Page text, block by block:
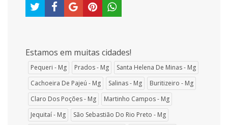
Estamos em muitas cidades!
Pequeri - Mg Prados - Mg
Santa Helena De Minas - Mg
Cachoeira De Pajeú - Mg
Salinas - Mg
Buritizeiro - Mg
Claro Dos Poções - Mg
Martinho Campos - Mg
Jequitaí - Mg
São Sebastião Do Rio Preto - Mg